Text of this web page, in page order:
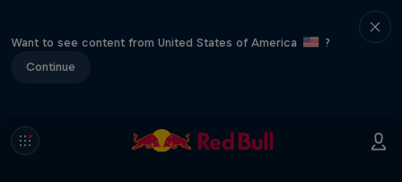
Want to see content from United States of America
?
Continue